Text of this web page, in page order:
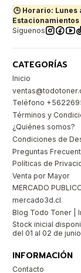
🕒 Horario: Lunes
Síguenos
CATEGORÍAS
Inicio
Teléfono
Términos y
¿Quiénes somos?
Condiciones de
Preguntas
Políticas de
Venta por Mayor
MERCADO
mercado3d.cl
Blog Todo Toner |
Stock inicial
del 01 al 02 de
INFORMACIÓN
Contacto